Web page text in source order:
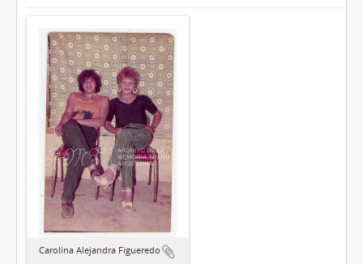
Carolina Alejandra Figueredo